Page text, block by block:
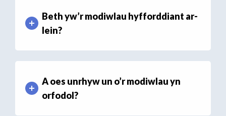
Beth yw’r modiwlau hyfforddiant ar-
lein?
A oes unrhyw un o’r modiwlau yn
orfodol?